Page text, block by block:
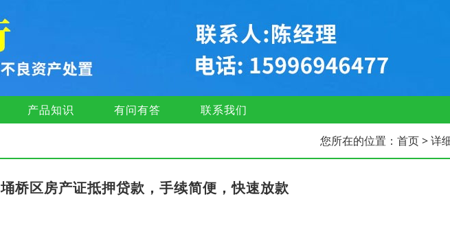
产品知识 有问有答 联系我们
您所在的位置： 首页> 详
埇桥区房产证抵押贷款，手续简便，快速放款